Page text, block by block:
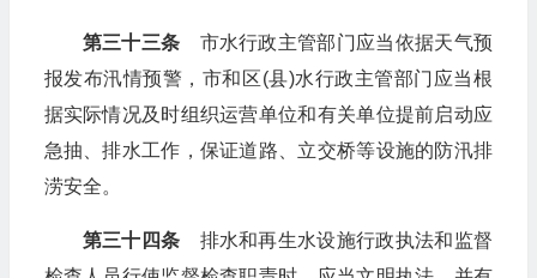
第三十三条 市水行政主管部门应当依据天气预
报发布汛情预警，市和区(县)水行政主管部门应当根
据实际情况及时组织运营单位和有关单位提前启动应
急抽、排水工作，保证道路、立交桥等设施的防汛排
涝安全。
第三十四条 排水和再生水设施行政执法和监督